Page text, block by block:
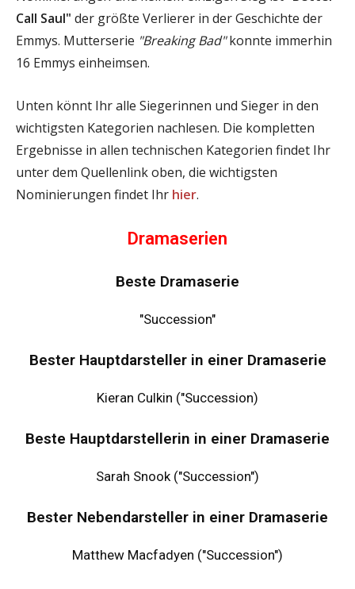
Call Saul" der größte Verlierer in der Geschichte der
Emmys. Mutterserie "Breaking Bad"konnte immerhin
16 Emmys einheimsen.
Unten könnt Ihr alle Siegerinnen und Sieger in den
wichtigsten Kategorien nachlesen. Die kompletten
Ergebnisse in allen technischen Kategorien findet Ihr
unter dem Quellenlink oben, die wichtigsten
Nominierungen findet Ihr hier.
Dramaserien
Beste Dramaserie
"Succession"
Bester Hauptdarsteller in einer Dramaserie
Kieran Culkin ("Succession)
Beste Hauptdarstellerin in einer Dramaserie
Sarah Snook ("Succession")
Bester Nebendarsteller in einer Dramaserie
Matthew Macfadyen ("Succession")